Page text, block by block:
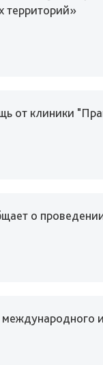
территорий»
от клиники
о